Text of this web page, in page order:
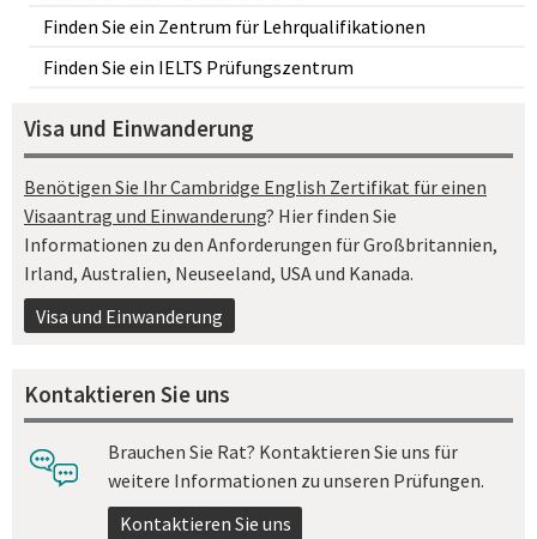
Finden Sie ein Zentrum für Lehrqualifikationen
Finden Sie ein IELTS Prüfungszentrum
Visa und Einwanderung
Benötigen Sie Ihr Cambridge English Zertifikat für einen
Visaantrag und Einwanderung? Hier finden Sie
Informationen zu den Anforderungen für Großbritannien,
Irland, Australien, Neuseeland, USA und Kanada.
Visa und Einwanderung
Kontaktieren Sie uns
Brauchen Sie Rat? Kontaktieren Sie uns für
weitere Informationen zu unseren Prüfungen.
Kontaktieren Sie uns